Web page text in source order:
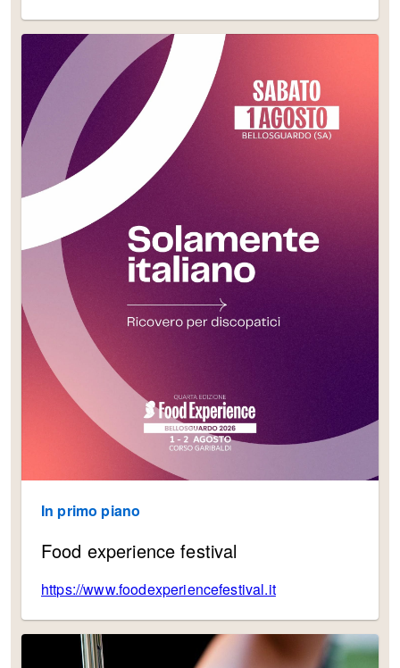
In primo piano
Food experience festival
https://www.foodexperiencefestival.it